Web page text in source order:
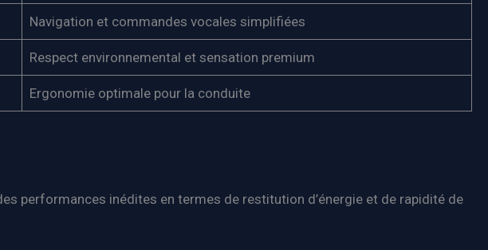
Navigation et commandes vocales simplifiées
Respect environnemental et sensation premium
Ergonomie optimale pour la conduite
performances inédites en termes de restitution d’énergie et de rapidité de